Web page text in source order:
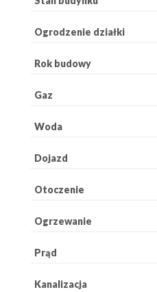
Ogrodzenie działki
Rok budowy
Gaz
Woda
Dojazd
Otoczenie
Ogrzewanie
Prąd
Kanalizacja